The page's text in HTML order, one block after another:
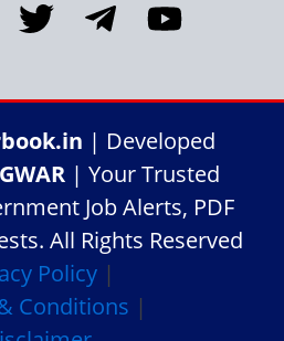
| Developed
| Your Trusted
Job Alerts, PDF
All Rights Reserved
Policy|
Conditions |